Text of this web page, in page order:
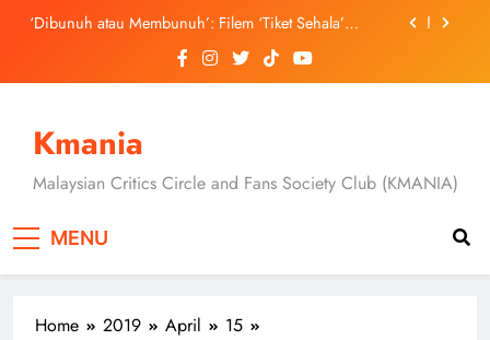
September Ini
‘Dibunuh atau Membunuh’: Filem ‘Tiket Sehala’
3 Sebab Untuk Mula Menonton “My Bias, My Boss”,
Kini Distrim di HBO Max Malaysia
SEUNGKWAN dan DINO SEVENTEEN
Duta Global Antarabangsa iQIYI, Cheng Lei Bakal
Buat Penampilan Istimewa di Kuala Lumpur
September Ini
Satukan Empat Negara Asia
3 Sebab Untuk Mula Menonton “My Bias, My Boss”,
Kini Distrim di HBO Max Malaysia
Kmania
Malaysian Critics Circle and Fans Society Club (KMANIA)
MENU
Home 2019 April
15